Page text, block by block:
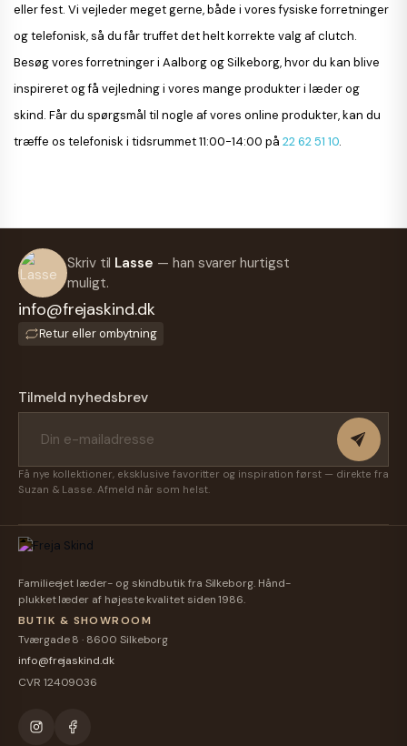
eller fest. Vi vejleder meget gerne, både i vores fysiske forretninger
og telefonisk, så du får truffet det helt korrekte valg af clutch.
Besøg vores forretninger i Aalborg og Silkeborg, hvor du kan blive
inspireret og få vejledning i vores mange produkter i læder og
skind. Får du spørgsmål til nogle af vores online produkter, kan du
træffe os telefonisk i tidsrummet 11:00-14:00 på 22 62 51 10.
Skriv til Lasse — han svarer hurtigst
muligt.
info@frejaskind.dk
Retur eller ombytning
Tilmeld nyhedsbrev
Få nye kollektioner, eksklusive favoritter og inspiration først — direkte fra
Suzan & Lasse. Afmeld når som helst.
Familieejet læder- og skindbutik fra Silkeborg. Hånd-
plukket læder af højeste kvalitet siden 1986.
BUTIK & SHOWROOM
Tværgade 8 · 8600 Silkeborg
info@frejaskind.dk
CVR 12409036